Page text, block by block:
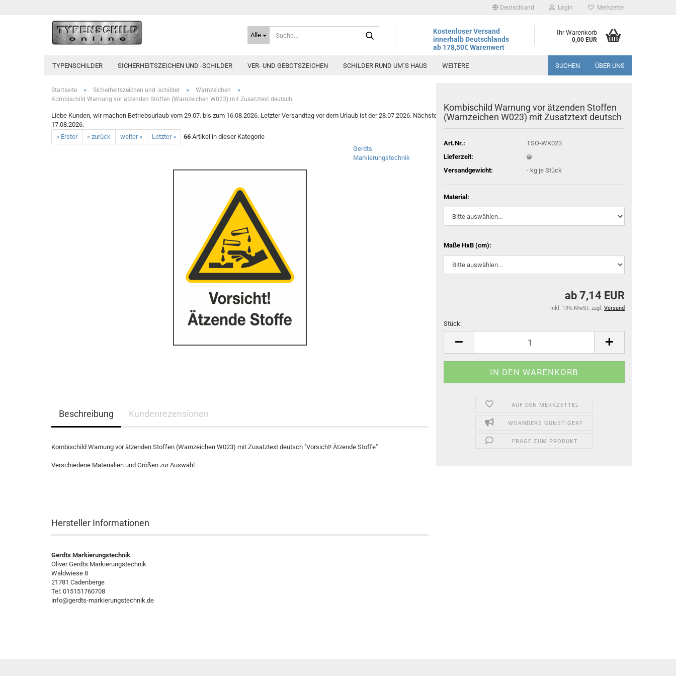
Deutschland Login Merkzettel
Alle
Kostenloser Versand
innerhalb Deutschlands
ab 178,50€ Warenwert
Ihr Warenkorb
0,00 EUR
TYPENSCHILDER SICHERHEITSZEICHEN UND -SCHILDER VER- UND GEBOTSZEICHEN SCHILDER RUND UM´S HAUS SUCHEN ÜBER UNS
WEITERE
Startseite » Sicherheitszeichen und -schilder » Warnzeichen »
Kombischild Warnung vor ätzenden Stoffen (Warnzeichen W023) mit Zusatztext deutsch
Liebe Kunden, wir machen Betriebsurlaub vom 29.07. bis zum 16.08.2026. Letzter Versandtag vor dem Urlaub ist der 28.07.2026. Nächster Versandtag ist der 06.08.2026, regulärer Betrieb wieder ab dem
17.08.2026.
« Erster
« zurück weiter » Letzter » 66 Artikel in dieser Kategorie
Gerdts
Markierungstechnik
Kombischild Warnung vor ätzenden Stoffen
(Warnzeichen W023) mit Zusatztext deutsch
Art.Nr.:
TSO-WK023
Lieferzeit:
Versandgewicht:
- kg je Stück
Material:
Maße HxB (cm):
ab 7,14 EUR
inkl. 19% MwSt. zzgl. Versand
Stück:
Stück
AUF DEN MERKZETTEL
WOANDERS GÜNSTIGER?
FRAGE ZUM PRODUKT
Beschreibung Kundenrezensionen
Kombischild Warnung vor ätzenden Stoffen (Warnzeichen W023) mit Zusatztext deutsch "Vorsicht! Ätzende Stoffe"
Verschiedene Materialien und Größen zur Auswahl
Hersteller Informationen
Gerdts Markierungstechnik
Oliver Gerdts Markierungstechnik
Waldwiese 8
21781 Cadenberge
Tel: 015151760708
info@gerdts-markierungstechnik.de